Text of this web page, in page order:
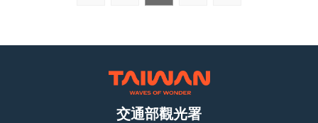
交通部觀光署